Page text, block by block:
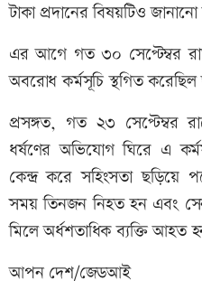
টাকা প্রদানের বিষয়টিও
এর আগে গত ৩০ সেপ্টেম্বর
অবরোধ কর্মসূচি স্থগিত করেছিল
প্রসঙ্গত, গত ২৩ সেপ্টেম্বর
ধর্ষণের অভিযোগ ঘিরে এ
কেন্দ্র করে সহিংসতা
সময় তিনজন নিহত হন এবং
মিলে অর্ধশতাধিক ব্যক্তি আহত
আপন দেশ/জেডআই